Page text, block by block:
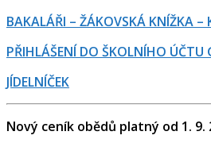
BAKALÁŘI – ŽÁKOVSKÁ KNÍŽKA –
PŘIHLÁŠENÍ DO ŠKOLNÍHO ÚČTU
JÍDELNÍČEK
Nový ceník obědů platný od 1. 9.